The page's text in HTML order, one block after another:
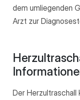
dem umliegenden
Arzt zur
Der